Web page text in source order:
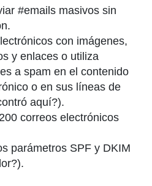
#emails masivos sin
con imágenes,
y enlaces o utiliza
a spam en el contenido
o en sus líneas de
aquí?).
correos electrónicos
parámetros SPF y DKIM